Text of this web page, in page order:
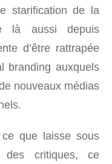
starification de la
là aussi depuis
d’être rattrapée
branding auxquels
nouveaux médias
que laisse sous
des critiques, ce